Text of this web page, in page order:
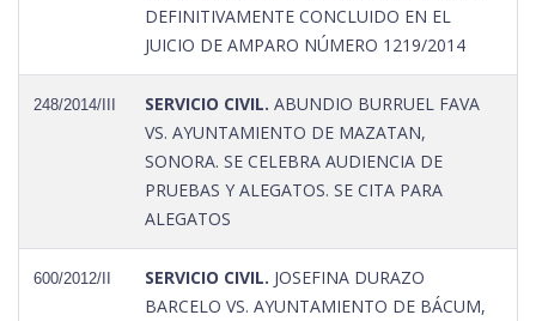
DEFINITIVAMENTE CONCLUIDO EN EL
JUICIO DE AMPARO NÚMERO 1219/2014
248/2014/III SERVICIO CIVIL. ABUNDIO BURRUEL FAVA
VS. AYUNTAMIENTO DE MAZATAN,
SONORA. SE CELEBRA AUDIENCIA DE
PRUEBAS Y ALEGATOS. SE CITA PARA
ALEGATOS
600/2012/II SERVICIO CIVIL. JOSEFINA DURAZO
BARCELO VS. AYUNTAMIENTO DE BÁCUM,